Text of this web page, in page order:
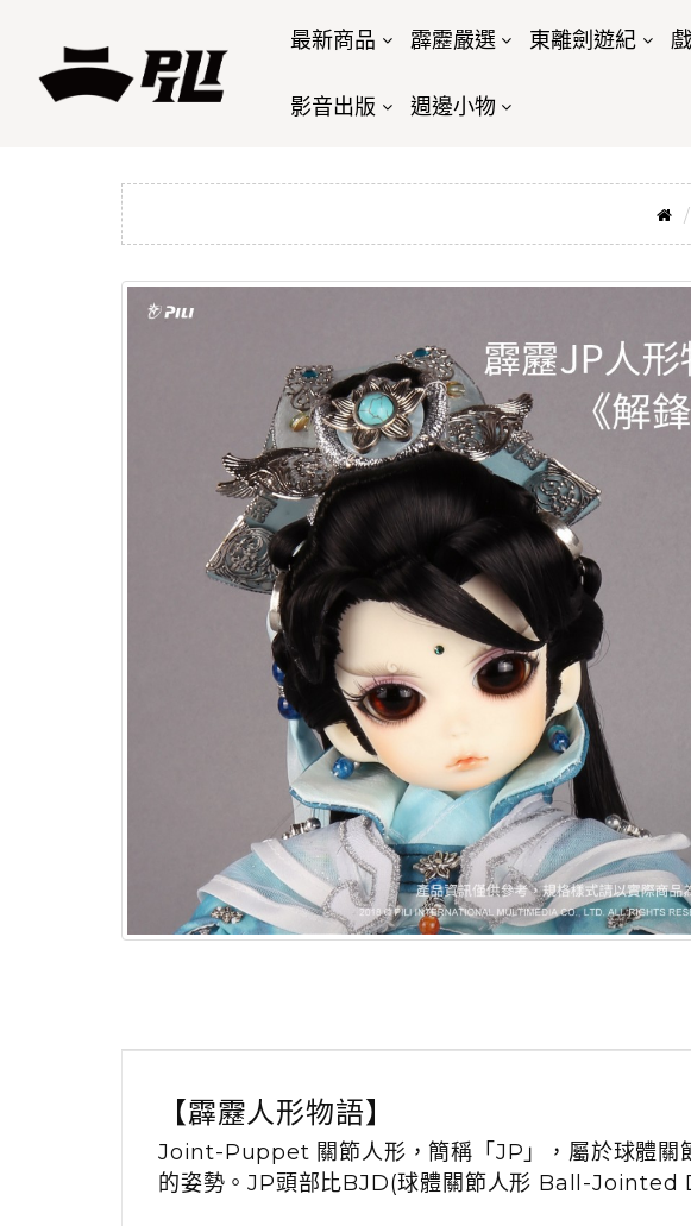
最新商品 霹靂嚴選 東離劍遊紀
影音出版 週邊小物
【霹靂人形物語】
Joint-Puppet 關節人形，簡稱「 JP 」，屬於球體
的姿勢。JP頭部比BJD(球體關節人形 Ball-Jointed